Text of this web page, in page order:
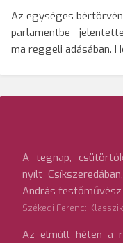
Az egységes
parlamentbe -
ma reggeli adásában.
A tegnap,
nyílt
András
Székedi Ferenc:
Az elmúlt héten a